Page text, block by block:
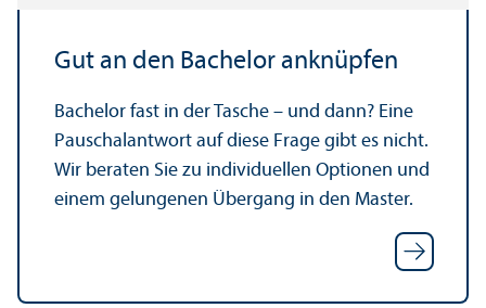
Gut an den Bachelor anknüpfen
Bachelor fast in der Tasche – und dann? Eine
Pauschalantwort auf diese Frage gibt es nicht.
Wir beraten Sie zu individuellen Optionen und
einem gelungenen Über­gang in den Master.